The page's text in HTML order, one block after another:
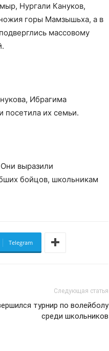
Нургали Кануков,
горы Мамзышьха, а в
массовому
Ибрагима
посетила их семьи.
выразили
бойцов, школьникам
Telegram
Следующая статья
турнир по волейболу
среди школьников